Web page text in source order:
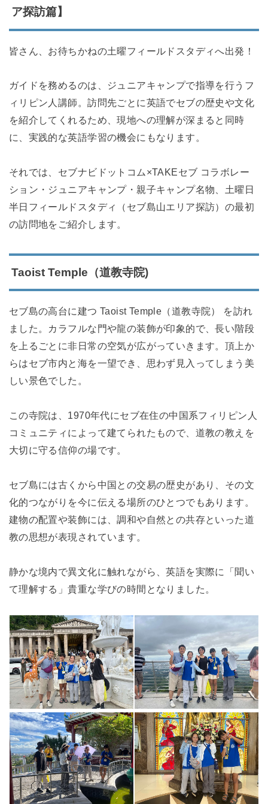
ア探訪篇】
皆さん、お待ちかねの土曜フィールドスタディへ出発！
ガイドを務めるのは、ジュニアキャンプで指導を行うフ
ィリピン人講師。訪問先ごとに英語でセブの歴史や文化
を紹介してくれるため、現地への理解が深まると同時
に、実践的な英語学習の機会にもなります。
それでは、セブナビドットコム×TAKEセブ コラボレー
ション・ジュニアキャンプ・親子キャンプ名物、土曜日
半日フィールドスタディ（セブ島山エリア探訪）の最初
の訪問地をご紹介します。
Taoist Temple（道教寺院)
セブ島の高台に建つ Taoist Temple（道教寺院） を訪れ
ました。カラフルな門や龍の装飾が印象的で、長い階段
を上るごとに非日常の空気が広がっていきます。頂上か
らはセブ市内と海を一望でき、思わず見入ってしまう美
しい景色でした。
この寺院は、1970年代にセブ在住の中国系フィリピン人
コミュニティによって建てられたもので、道教の教えを
大切に守る信仰の場です。
セブ島には古くから中国との交易の歴史があり、その文
化的つながりを今に伝える場所のひとつでもあります。
建物の配置や装飾には、調和や自然との共存といった道
教の思想が表現されています。
静かな境内で異文化に触れながら、英語を実際に「聞い
て理解する」貴重な学びの時間となりました。